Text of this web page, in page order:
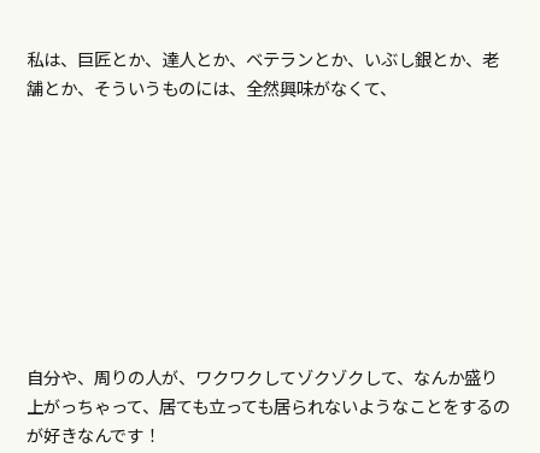
私は、巨匠とか、達人とか、ベテランとか、いぶし銀とか、老
舗とか、そういうものには、全然興味がなくて、
自分や、周りの人が、ワクワクしてゾクゾクして、なんか盛り
上がっちゃって、居ても立っても居られないようなことをするの
が好きなんです！